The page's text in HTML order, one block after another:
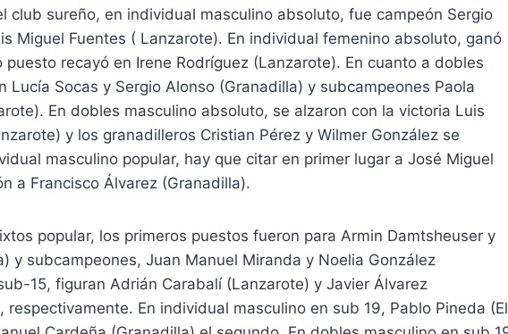
club sureño, en individual masculino absoluto, fue campeón Sergio
Miguel Fuentes ( Lanzarote). En individual femenino absoluto, ganó
recayó en Irene Rodríguez (Lanzarote). En cuanto a dobles
Socas y Sergio Alonso (Granadilla) y subcampeones Paola
En dobles masculino absoluto, se alzaron con la victoria Luis
y los granadilleros Cristian Pérez y Wilmer González se
masculino popular, hay que citar en primer lugar a José Miguel
a Francisco Álvarez (Granadilla).
popular, los primeros puestos fueron para Armin Damtsheuser y
y subcampeones, Juan Manuel Miranda y Noelia González
15, figuran Adrián Carabalí (Lanzarote) y Javier Álvarez
En individual masculino en sub 19, Pablo Pineda (El